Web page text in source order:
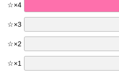
☆×4
☆×3
☆×2
☆×1